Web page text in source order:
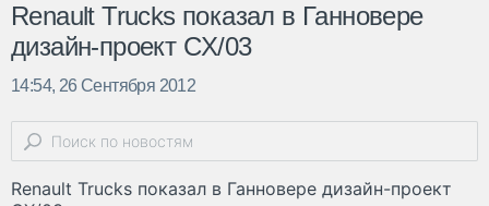
Renault Trucks показал в Ганновере
дизайн-проект CX/03
14:54, 26 Сентября 2012
Renault Trucks показал в Ганновере дизайн-проект